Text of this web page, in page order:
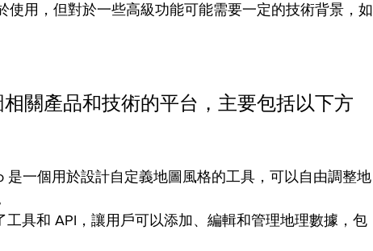
使用，但對於一些高級功能可能需要一定的技術背景，如
關產品和技術的平台，主要包括以下方
是一個用於設計自定義地圖風格的工具，可以自由調整地
工具和 API，讓用戶可以添加、編輯和管理地理數據，包